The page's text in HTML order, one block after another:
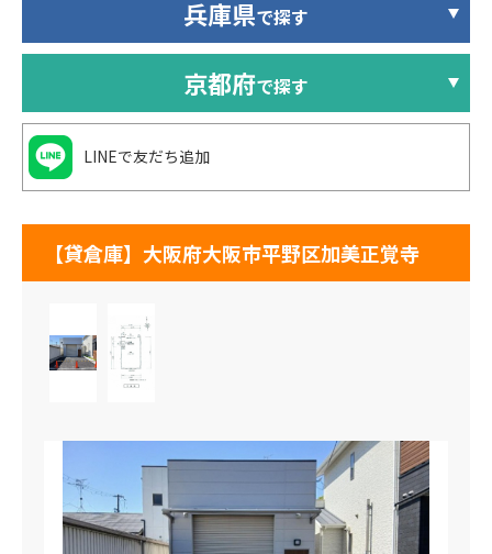
【貸倉庫】大阪府大阪市平野区加美正覚寺
兵庫県で探す
京都府で探す
LINEで友だち追加